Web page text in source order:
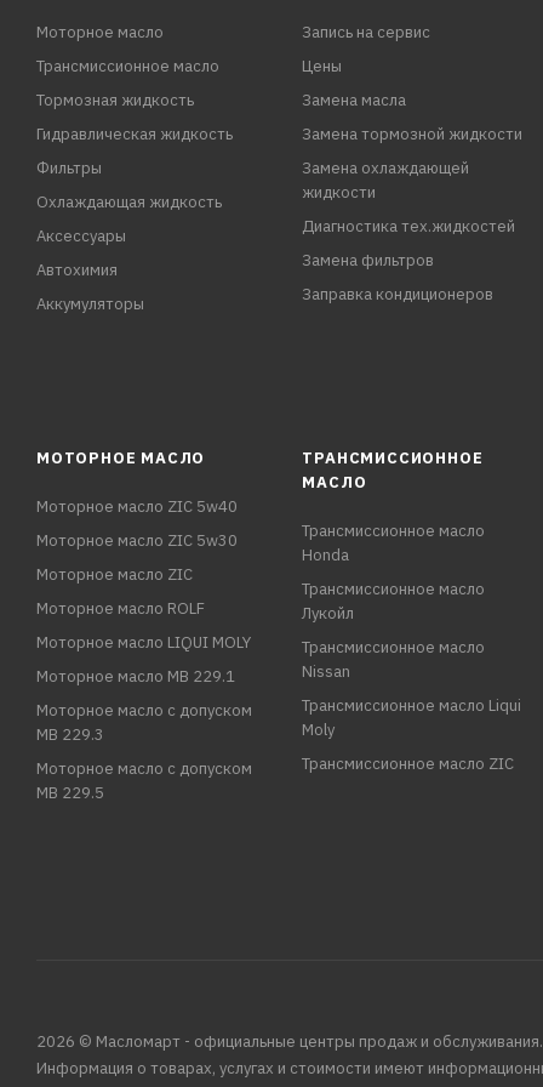
Моторное масло
Трансмиссионное масло
Тормозная жидкость
Гидравлическая жидкость
Фильтры
Охлаждающая жидкость
Аксессуары
Автохимия
Аккумуляторы
Запись на сервис
Цены
Замена масла
Замена тормозной жидкости
Замена охлаждающей
жидкости
Диагностика тех.жидкостей
Замена фильтров
Заправка кондиционеров
МОТОРНОЕ МАСЛО
Моторное масло ZIC 5w40
Моторное масло ZIC 5w30
Моторное масло ZIC
Моторное масло ROLF
Моторное масло LIQUI MOLY
Моторное масло MB 229.1
Моторное масло с допуском
MB 229.3
Моторное масло с допуском
MB 229.5
ТРАНСМИССИОННОЕ
МАСЛО
Трансмиссионное масло
Honda
Трансмиссионное масло
Лукойл
Трансмиссионное масло
Nissan
Трансмиссионное масло Liqui
Moly
Трансмиссионное масло ZIC
2026 © Масломарт - официальные центры продаж и обслуживания.
Информация о товарах, услугах и стоимости имеют